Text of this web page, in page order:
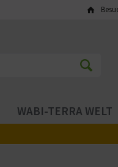
WABI-TERRA WELT